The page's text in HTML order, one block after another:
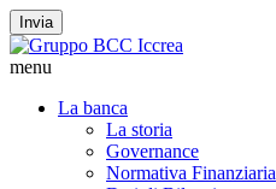
Invia
menu
La banca
La storia
Governance
Normativa Finanziaria